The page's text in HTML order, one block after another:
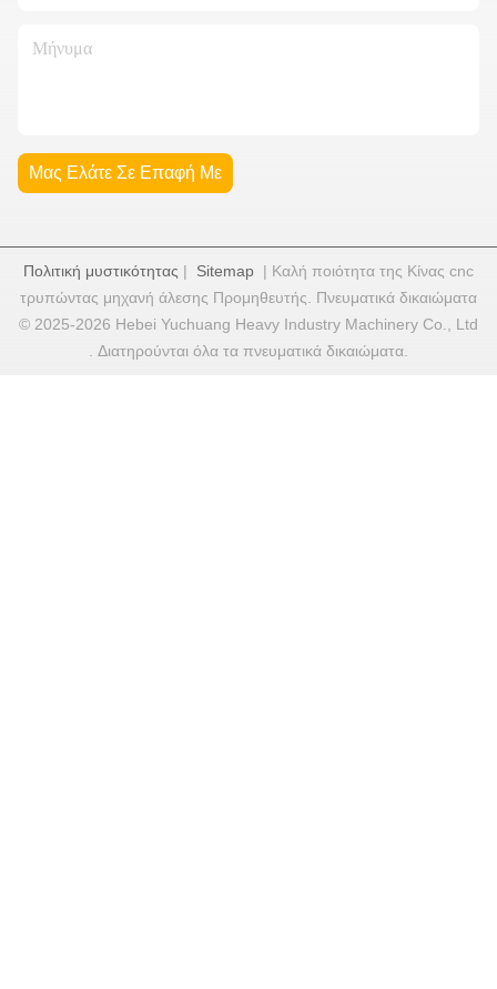
Μας Ελάτε Σε Επαφή Με
Πολιτική μυστικότητας | Sitemap | Καλή ποιότητα της Κίνας cnc
τρυπώντας μηχανή άλεσης Προμηθευτής. Πνευματικά δικαιώματα
© 2025-2026 Hebei Yuchuang Heavy Industry Machinery Co., Ltd
. Διατηρούνται όλα τα πνευματικά δικαιώματα.